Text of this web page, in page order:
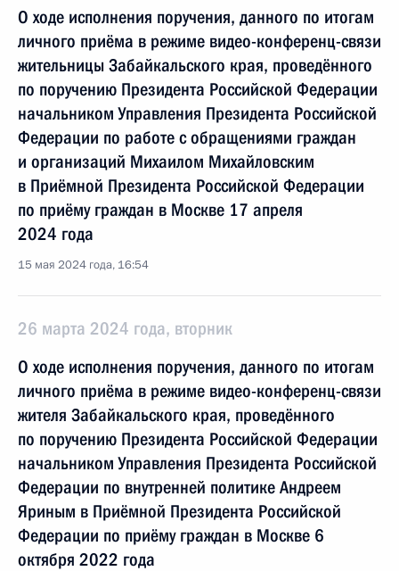
О ходе исполнения поручения, данного по итогам
личного приёма в режиме видео-конференц-связи
жительницы Забайкальского края, проведённого
по поручению Президента Российской Федерации
начальником Управления Президента Российской
Федерации по работе с обращениями граждан
и организаций Михаилом Михайловским
в Приёмной Президента Российской Федерации
по приёму граждан в Москве 17 апреля
2024 года
15 мая 2024 года, 16:54
26 марта 2024 года, вторник
О ходе исполнения поручения, данного по итогам
личного приёма в режиме видео-конференц-связи
жителя Забайкальского края, проведённого
по поручению Президента Российской Федерации
начальником Управления Президента Российской
Федерации по внутренней политике Андреем
Яриным в Приёмной Президента Российской
Федерации по приёму граждан в Москве 6
октября 2022 года